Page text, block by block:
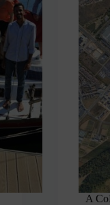
A